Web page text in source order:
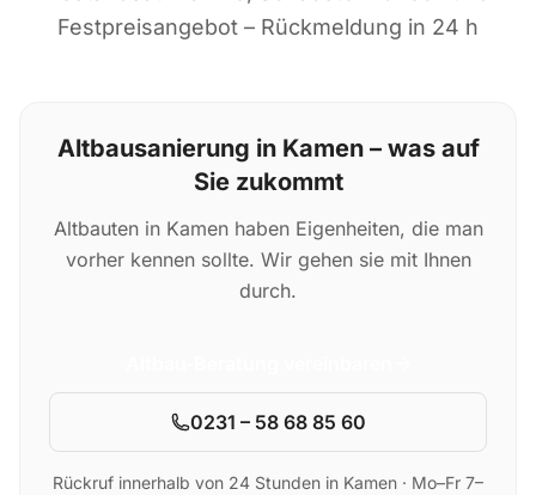
Festpreisangebot – Rückmeldung in 24 h
Altbausanierung in Kamen – was auf
Sie zukommt
Altbauten in Kamen haben Eigenheiten, die man
vorher kennen sollte. Wir gehen sie mit Ihnen
durch.
0231 – 58 68 85 60
Rückruf innerhalb von 24 Stunden in Kamen · Mo–Fr 7–